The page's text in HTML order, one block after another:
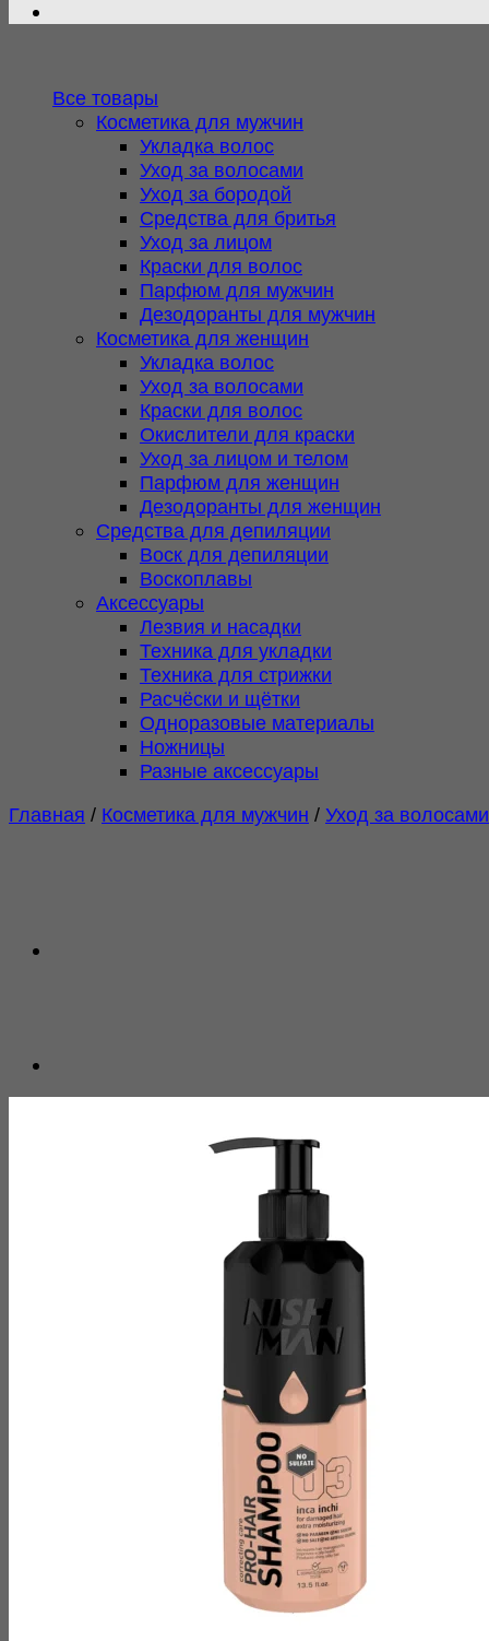
Все товары
Косметика для мужчин
Укладка волос
Уход за волосами
Уход за бородой
Средства для бритья
Уход за лицом
Краски для волос
Парфюм для мужчин
Дезодоранты для мужчин
Косметика для женщин
Укладка волос
Уход за волосами
Краски для волос
Окислители для краски
Уход за лицом и телом
Парфюм для женщин
Дезодоранты для женщин
Средства для депиляции
Воск для депиляции
Воскоплавы
Аксессуары
Лезвия и насадки
Техника для укладки
Техника для стрижки
Расчёски и щётки
Одноразовые материалы
Ножницы
Разные аксессуары
Главная / Косметика для мужчин / Уход за волосами